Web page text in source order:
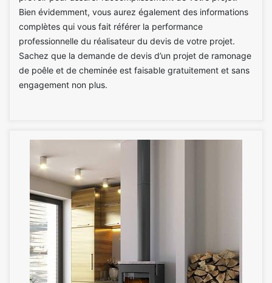
Bien évidemment, vous aurez également des informations
complètes qui vous fait référer la performance
professionnelle du réalisateur du devis de votre projet.
Sachez que la demande de devis d’un projet de ramonage
de poêle et de cheminée est faisable gratuitement et sans
engagement non plus.